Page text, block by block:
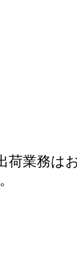
荷業務は
。